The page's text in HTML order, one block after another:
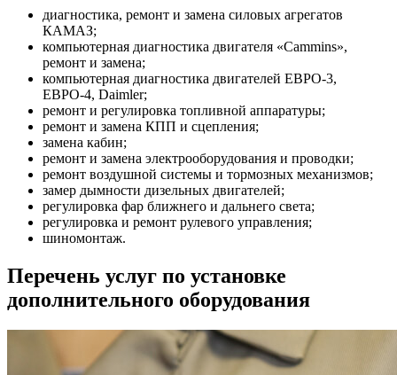
диагностика, ремонт и замена силовых агрегатов
КАМАЗ;
компьютерная диагностика двигателя «Cammins»,
ремонт и замена;
компьютерная диагностика двигателей ЕВРО-3,
ЕВРО-4, Daimler;
ремонт и регулировка топливной аппаратуры;
ремонт и замена КПП и сцепления;
замена кабин;
ремонт и замена электрооборудования и проводки;
ремонт воздушной системы и тормозных механизмов;
замер дымности дизельных двигателей;
регулировка фар ближнего и дальнего света;
регулировка и ремонт рулевого управления;
шиномонтаж.
Перечень услуг по установке
дополнительного оборудования